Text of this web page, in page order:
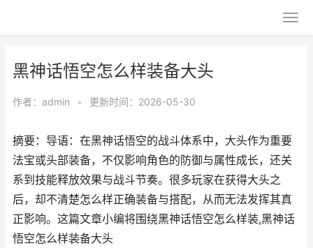
黑神话悟空怎么样装备大头
作者： admin • 更新时间：2026-05-30
摘要：导语：在黑神话悟空的战斗体系中，大头作为重要
法宝或头部装备，不仅影响角色的防御与属性成长，还关
系到技能释放效果与战斗节奏。很多玩家在获得大头之
后，却不清楚怎么样正确装备与搭配，从而无法发挥其真
正影响。这篇文章小编将围绕黑神话悟空怎么样装,黑神话
悟空怎么样装备大头